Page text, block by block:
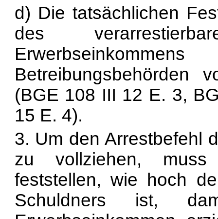
d) Die tatsächlichen
des
Betreibungsbehörden
(BGE 108 III 12 E. 3,
15 E. 4).
3. Um den Arrestbefehl
zu vollziehen,
feststellen, wie hoch
Schuldners ist,